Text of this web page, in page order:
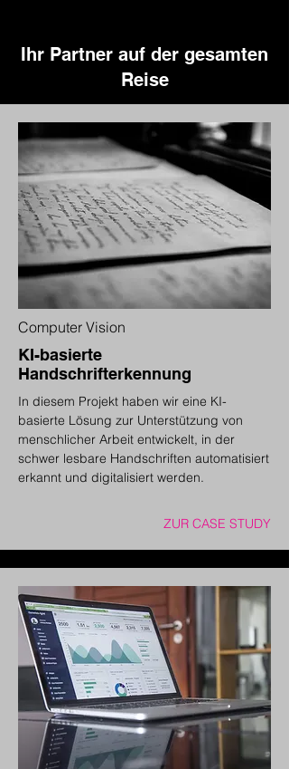
Ihr Partner auf der gesamten
Reise
Computer Vision
KI-basierte
Handschrifterkennung
In diesem Projekt haben wir eine KI-
basierte Lösung zur Unterstützung von
menschlicher Arbeit entwickelt, in der
schwer lesbare Handschriften automatisiert
erkannt und digitalisiert werden.
ZUR CASE STUDY